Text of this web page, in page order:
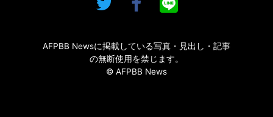
AFPBB Newsに掲載している写真・見出し・記事
の無断使用を禁じます。
© AFPBB News